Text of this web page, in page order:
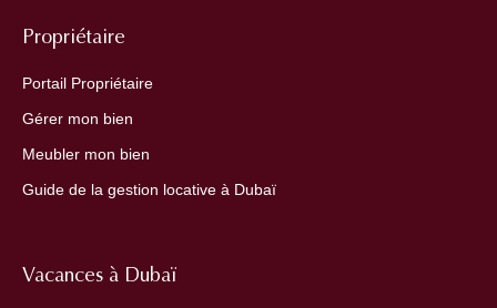
Propriétaire
Portail Propriétaire
Gérer mon bien
Meubler mon bien
Guide de la gestion locative à Dubaï
Vacances à Dubaï